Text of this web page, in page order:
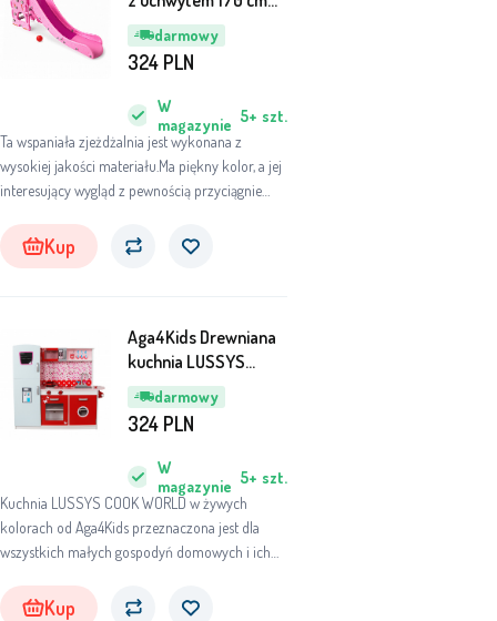
darmowy
Różowa
Ta wspaniała zjeżdżalnia jest wykonana z
wysokiej jakości materiału.Ma piękny kolor, a jej
interesujący wygląd z pewnością przyciągnie
W
magazynie 5+ szt.
324 PLN
Kup
darmowy
Aga4Kids Drewniana
kuchnia LUSSYS
COOK WORLD
Kuchnia LUSSYS COOK WORLD w żywych
kolorach od Aga4Kids przeznaczona jest dla
wszystkich małych gospodyń domowych i ich
W
magazynie 5+ szt.
324 PLN
Kup